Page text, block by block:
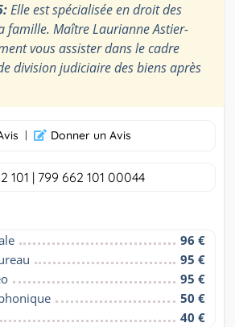
Elle est spécialisée en droit des
famille. Maître Laurianne Astier-
vous assister dans le cadre
division judiciaire des biens après
| Donner un Avis
101 | 799 662 101 00044
96 €
95 €
95 €
50 €
40 €